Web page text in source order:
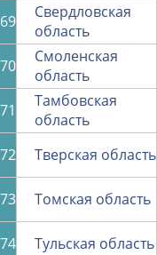
69
Свердловская
область
70
Смоленская
область
71
Тамбовская
область
72 Тверская область
73 Томская область
74 Тульская область